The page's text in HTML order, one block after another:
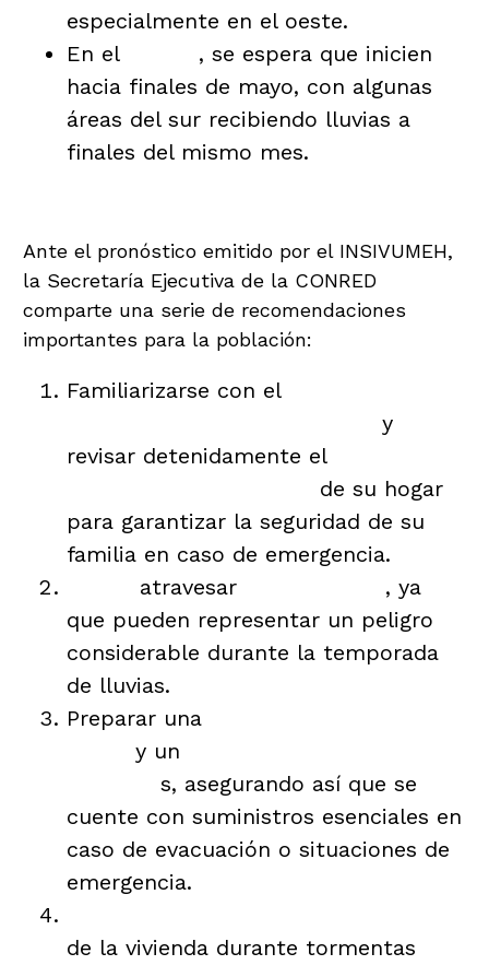
especialmente en el oeste.
En el
, se espera que inicien
hacia finales de mayo, con algunas
áreas del sur recibiendo lluvias a
finales del mismo mes.
Ante el pronóstico emitido por el INSIVUMEH,
la Secretaría Ejecutiva de la CONRED
comparte una serie de recomendaciones
importantes para la población:
Familiarizarse con el
y
revisar detenidamente el
de su hogar
para garantizar la seguridad de su
familia en caso de emergencia.
atravesar
, ya
que pueden representar un peligro
considerable durante la temporada
de lluvias.
Preparar una
y un
s, asegurando así que se
cuente con suministros esenciales en
caso de evacuación o situaciones de
emergencia.
de la vivienda durante tormentas